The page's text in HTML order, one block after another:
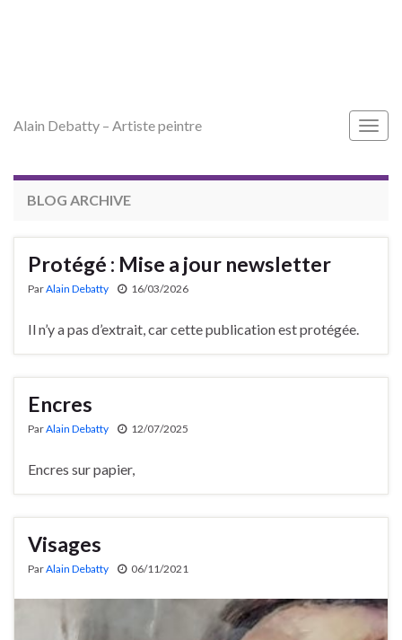
Alain Debatty – Artiste peintre
BLOG ARCHIVE
Protégé : Mise a jour newsletter
ParAlain Debatty 16/03/2026
Il n’y a pas d’extrait, car cette publication est protégée.
Encres
ParAlain Debatty 12/07/2025
Encres sur papier,
Visages
ParAlain Debatty 06/11/2021